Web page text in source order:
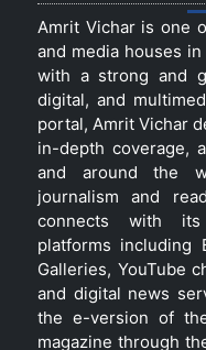
Amrit Vichar is one
and media houses
with a strong and
digital, and
portal, Amrit Vichar
in-depth coverage,
and around the
journalism and
connects with its
platforms including
Galleries, YouTube
and digital news
the e-version of
magazine through